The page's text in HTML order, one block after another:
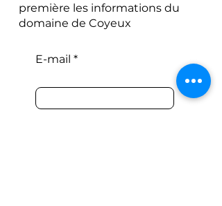
première les informations du
domaine de Coyeux
E-mail